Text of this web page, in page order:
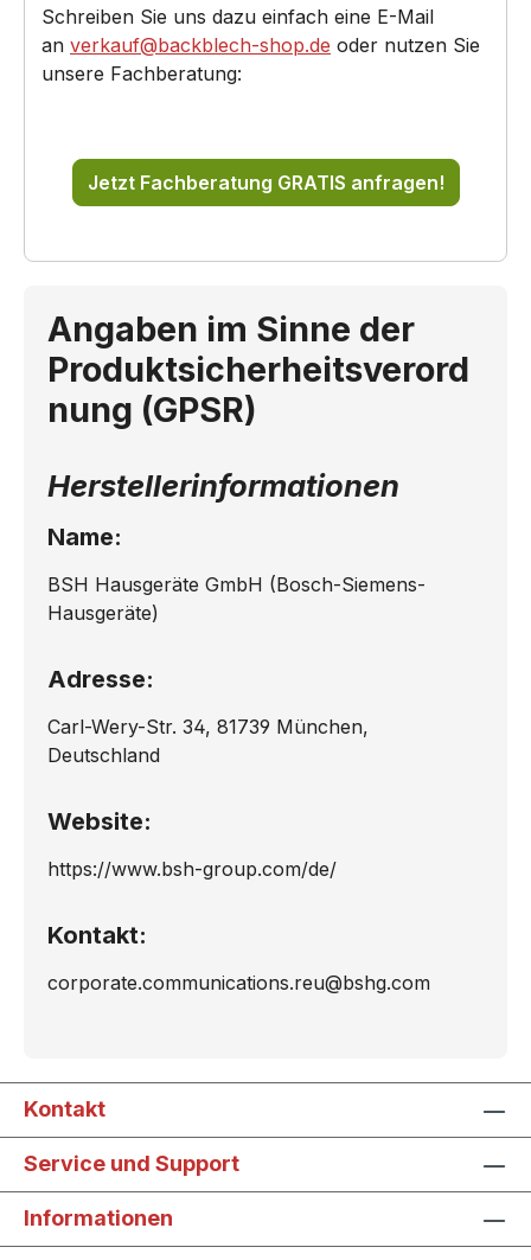
Schreiben Sie uns dazu einfach eine E-Mail
an verkauf@backblech-shop.de oder nutzen Sie
unsere Fachberatung:
Jetzt Fachberatung GRATIS anfragen!
Angaben im Sinne der
Produktsicherheitsverord
nung (GPSR)
Herstellerinformationen
Name:
BSH Hausgeräte GmbH (Bosch-Siemens-
Hausgeräte)
Adresse:
Carl-Wery-Str. 34, 81739 München,
Deutschland
Website:
https://www.bsh-group.com/de/
Kontakt:
corporate.communications.reu@bshg.com
Kontakt
Service und Support
Informationen